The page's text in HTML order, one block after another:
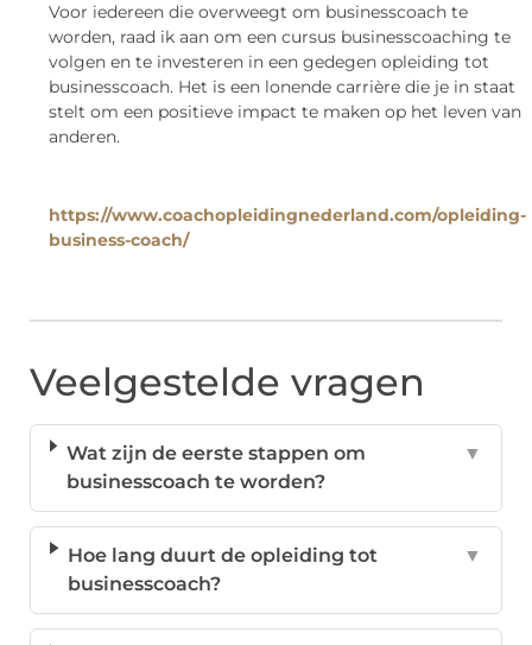
Voor iedereen die overweegt om businesscoach te
worden, raad ik aan om een cursus businesscoaching te
volgen en te investeren in een gedegen opleiding tot
businesscoach. Het is een lonende carrière die je in staat
stelt om een positieve impact te maken op het leven van
anderen.
https://www.coachopleidingnederland.com/opleiding-
business-coach/
Veelgestelde vragen
Wat zijn de eerste stappen om
businesscoach te worden?
▼
Hoe lang duurt de opleiding tot
businesscoach?
▼